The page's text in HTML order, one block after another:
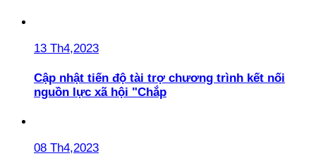
13 Th4,2023
Cập nhật tiến độ tài trợ chương trình kết nối
nguồn lực xã hội "Chắp
08 Th4,2023